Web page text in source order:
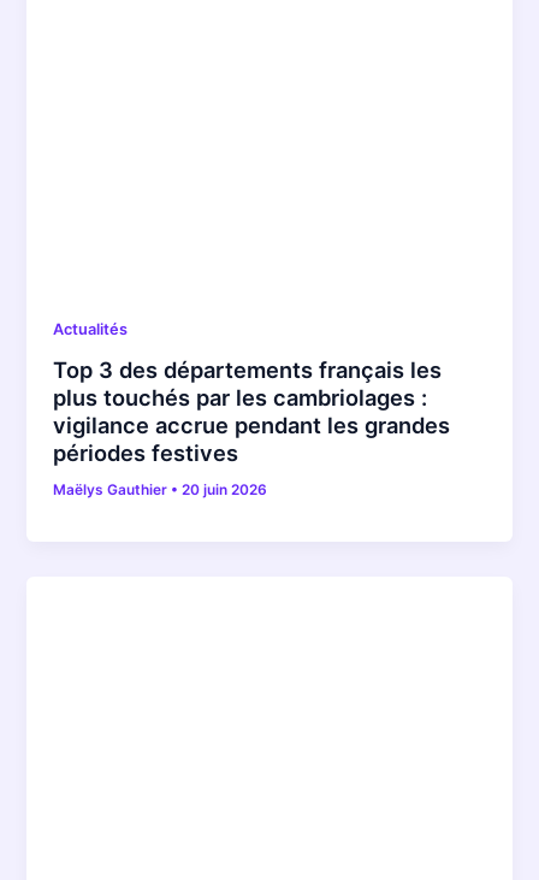
Actualités
Top 3 des départements français les
plus touchés par les cambriolages :
vigilance accrue pendant les grandes
périodes festives
Maëlys Gauthier •20 juin 2026